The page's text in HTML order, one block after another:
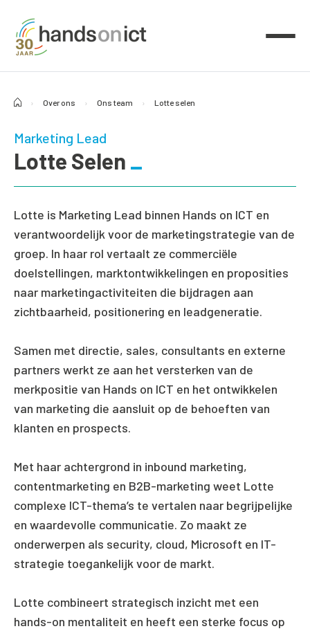
› Over ons › Ons team › Lotte selen
Marketing Lead
Lotte Selen
Lotte is Marketing Lead binnen Hands on ICT en
verantwoordelijk voor de marketingstrategie van de
groep. In haar rol vertaalt ze commerciële
doelstellingen, marktontwikkelingen en proposities
naar marketingactiviteiten die bijdragen aan
zichtbaarheid, positionering en leadgeneratie.
Samen met directie, sales, consultants en externe
partners werkt ze aan het versterken van de
merkpositie van Hands on ICT en het ontwikkelen
van marketing die aansluit op de behoeften van
klanten en prospects.
Met haar achtergrond in inbound marketing,
contentmarketing en B2B-marketing weet Lotte
complexe ICT-thema’s te vertalen naar begrijpelijke
en waardevolle communicatie. Zo maakt ze
onderwerpen als security, cloud, Microsoft en IT-
strategie toegankelijk voor de markt.
Lotte combineert strategisch inzicht met een
hands-on mentaliteit en heeft een sterke focus op